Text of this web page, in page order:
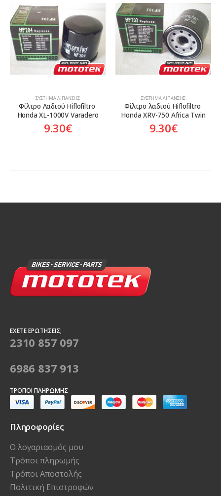
ΣΎΣΤΗΜΑ ΛΊΠΑΝΣΗΣ
Φίλτρο Λαδιού Hiflofiltro
Honda XL-1000V Varadero
9.30€
ΣΎΣΤΗΜΑ ΛΊΠΑΝΣΗΣ
Φίλτρο λαδιού Hiflofiltro
Honda XRV-750 Africa Twin
9.30€
ΈΧΕΤΕ ΕΡΩΤΉΣΕΙΣ;
2310 857 097
6986 837 913
ΤΡΌΠΟΙ ΠΛΗΡΩΜΉΣ
Πληροφορίες
Ο λογαριασμός μου
Τρόποι πληρωμής
Τρόποι Αποστολής
Πολιτική Επιστροφών